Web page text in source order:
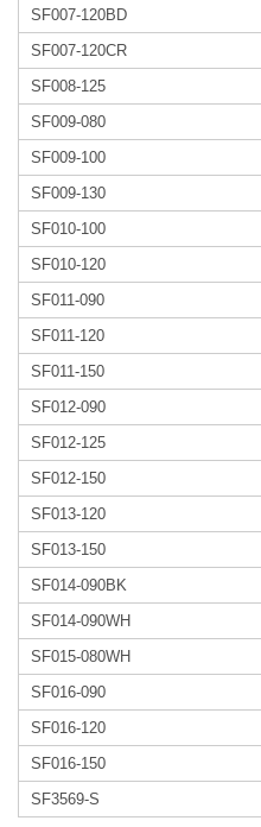
SF007-120BD
SF007-120CR
SF008-125
SF009-080
SF009-100
SF009-130
SF010-100
SF010-120
SF011-090
SF011-120
SF011-150
SF012-090
SF012-125
SF012-150
SF013-120
SF013-150
SF014-090BK
SF014-090WH
SF015-080WH
SF016-090
SF016-120
SF016-150
SF3569-S